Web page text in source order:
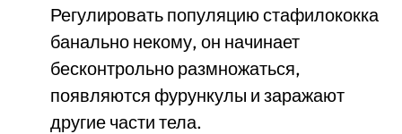
Регулировать популяцию стафилококка
банально некому, он начинает
бесконтрольно размножаться,
появляются фурункулы и заражают
другие части тела.